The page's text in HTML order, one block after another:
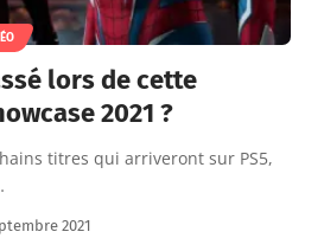
lors de cette
2021 ?
titres qui arriveront sur PS5,
2021